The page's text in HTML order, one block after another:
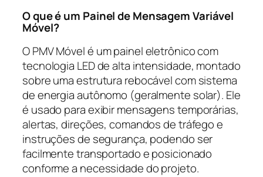
O que é um Painel de Mensagem Variável
Móvel?
O PMV Móvel é um painel eletrônico com
tecnologia LED de alta intensidade, montado
sobre uma estrutura rebocável com sistema
de energia autônomo (geralmente solar). Ele
é usado para exibir mensagens temporárias,
alertas, direções, comandos de tráfego e
instruções de segurança, podendo ser
facilmente transportado e posicionado
conforme a necessidade do projeto.